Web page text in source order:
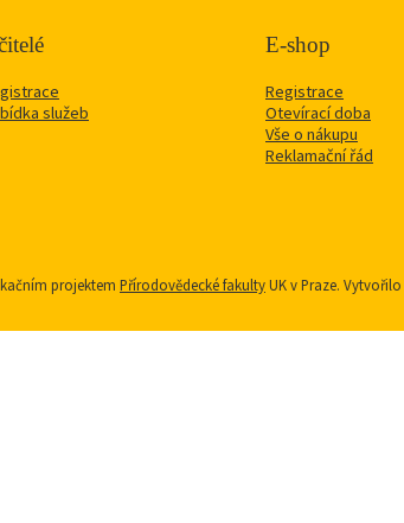
služeb
E-shop
Registrace
Otevírací doba
Vše o nákupu
Reklamační řád
projektem Přírodovědecké fakultyUK v Praze. Vytvořilo